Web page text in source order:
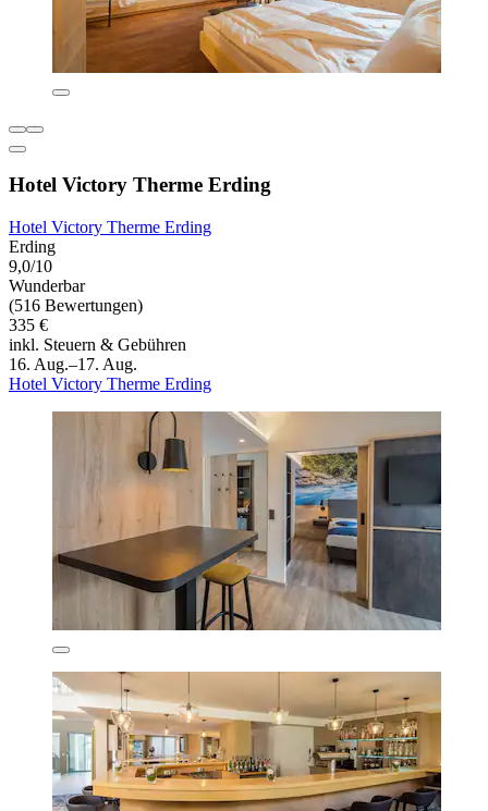
Hotel Victory Therme Erding
Hotel Victory Therme Erding
Erding
9,0/10
Wunderbar
(516 Bewertungen)
335 €
inkl. Steuern & Gebühren
16. Aug.–17. Aug.
Hotel Victory Therme Erding